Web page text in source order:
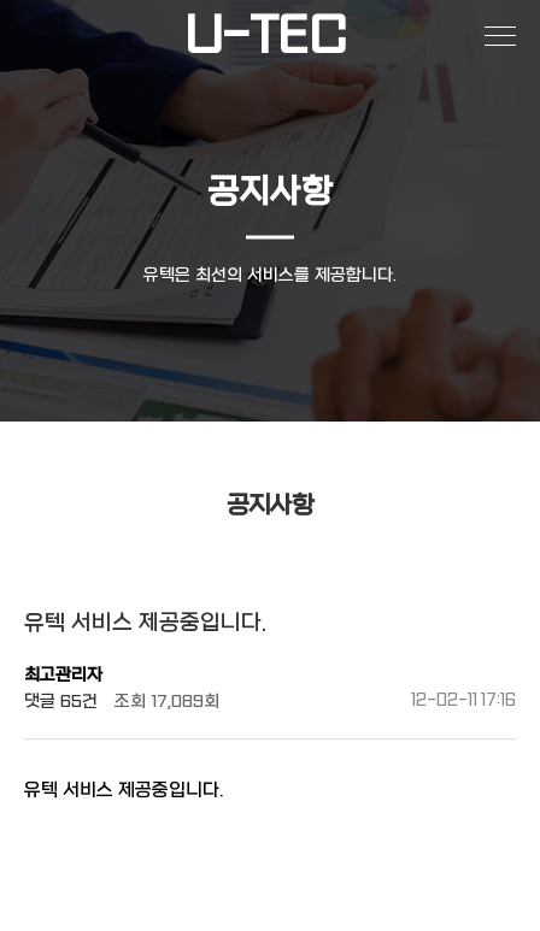
U-TEC
공지사항
유텍은 최선의 서비스를 제공합니다.
공지사항
유텍 서비스 제공중입니다.
최고관리자
댓글 65건 조회 17,089회 12-02-11 17:16
유텍 서비스 제공중입니다.